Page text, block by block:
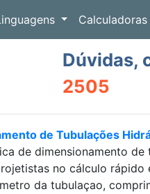
Calculadoras
Dúvidas,
2505
de Tubulações
de dimensionamento
no cálculo
da tubulaçao,